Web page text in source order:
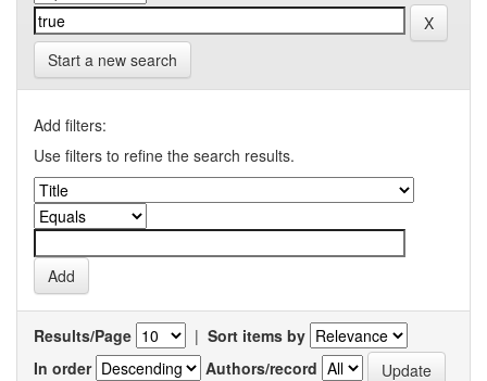
Start a new search
Add filters:
Use filters to refine the search results.
Results/Page | Sort items by
In order
Authors/record